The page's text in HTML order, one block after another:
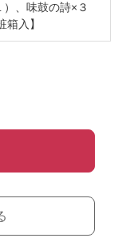
）、味鼓の詩×３
入】